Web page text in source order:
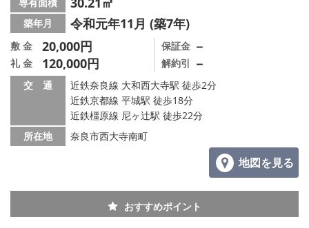
住宅型有料老人 Ｆｌｅｕｒａｇｅ
店舗情報·アクセス
会社概要
メールでお問い合わせ
築年月 令和元年11月 (築7年)
敷 金 20,000円
礼 金 120,000円
保証金 －
解約引 －
交 通
近鉄奈良線 大和西大寺駅 徒歩2分
近鉄京都線 平城駅 徒歩18分
近鉄橿原線 尼ヶ辻駅 徒歩22分
所在地
奈良市西大寺南町
地図を見る
おすすめポイント